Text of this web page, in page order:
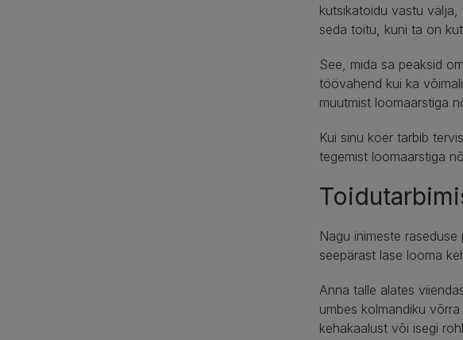
kutsikatoidu vastu välja,
seda toitu, kuni ta on
See, mida sa peaksid
töövahend kui ka
muutmist loomaarstiga
Kui sinu koer tarbib
tegemist loomaarstiga
Nagu inimeste
seepärast lase looma
Anna talle alates
umbes kolmandiku
kehakaalust või isegi